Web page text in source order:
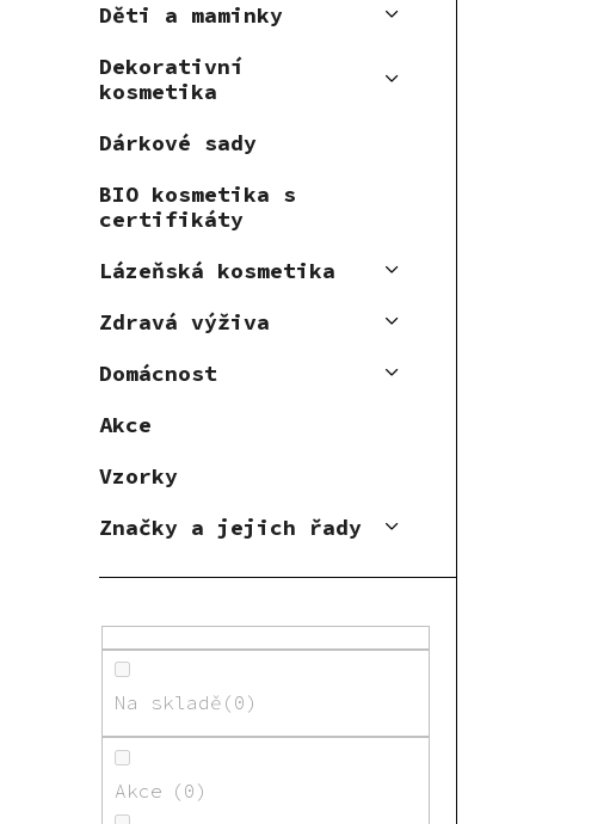
Děti a maminky
Dekorativní
kosmetika
Dárkové sady
BIO kosmetika s
certifikáty
Lázeňská kosmetika
Zdravá výživa
Domácnost
Akce
Vzorky
Značky a jejich řady
Na skladě 0
Akce 0